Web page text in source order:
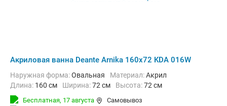
Акриловая ванна Deante Arnika 160x72 KDA 016W
Наружная форма:Овальная Материал:Акрил
Длина: 160 см Ширина:72 см Высота:72 см
Бесплатная, 17 августа
Самовывоз